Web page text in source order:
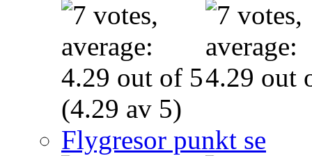
(4.29 av 5)
Flygresor punkt se